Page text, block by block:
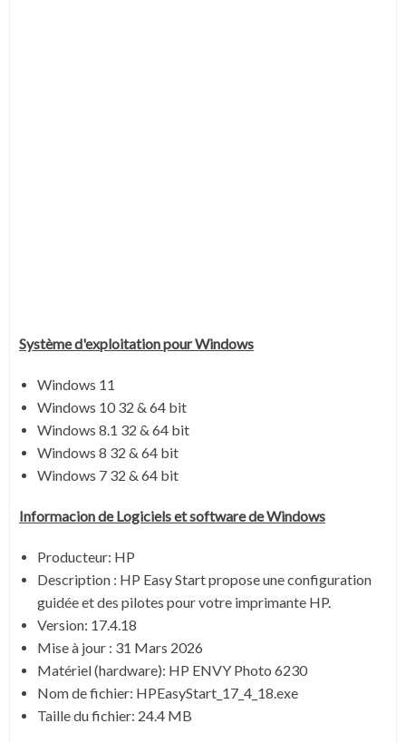
Systèmed'exploitation pour Windows
Windows 11
Windows 10 32 & 64 bit
Windows 8.1 32 & 64 bit
Windows 8 32 & 64 bit
Windows 7 32 & 64 bit
Informacion de Logiciels et software de Windows
Producteur: HP
Description : HP Easy Start propose une configuration
guidée et des pilotes pour votre imprimante HP.
Version: 17.4.18
Mise à jour : 31 Mars 2026
Matériel (hardware): HP ENVY Photo 6230
Nom de fichier: HPEasyStart_17_4_18.exe
Taille du fichier: 24.4 MB